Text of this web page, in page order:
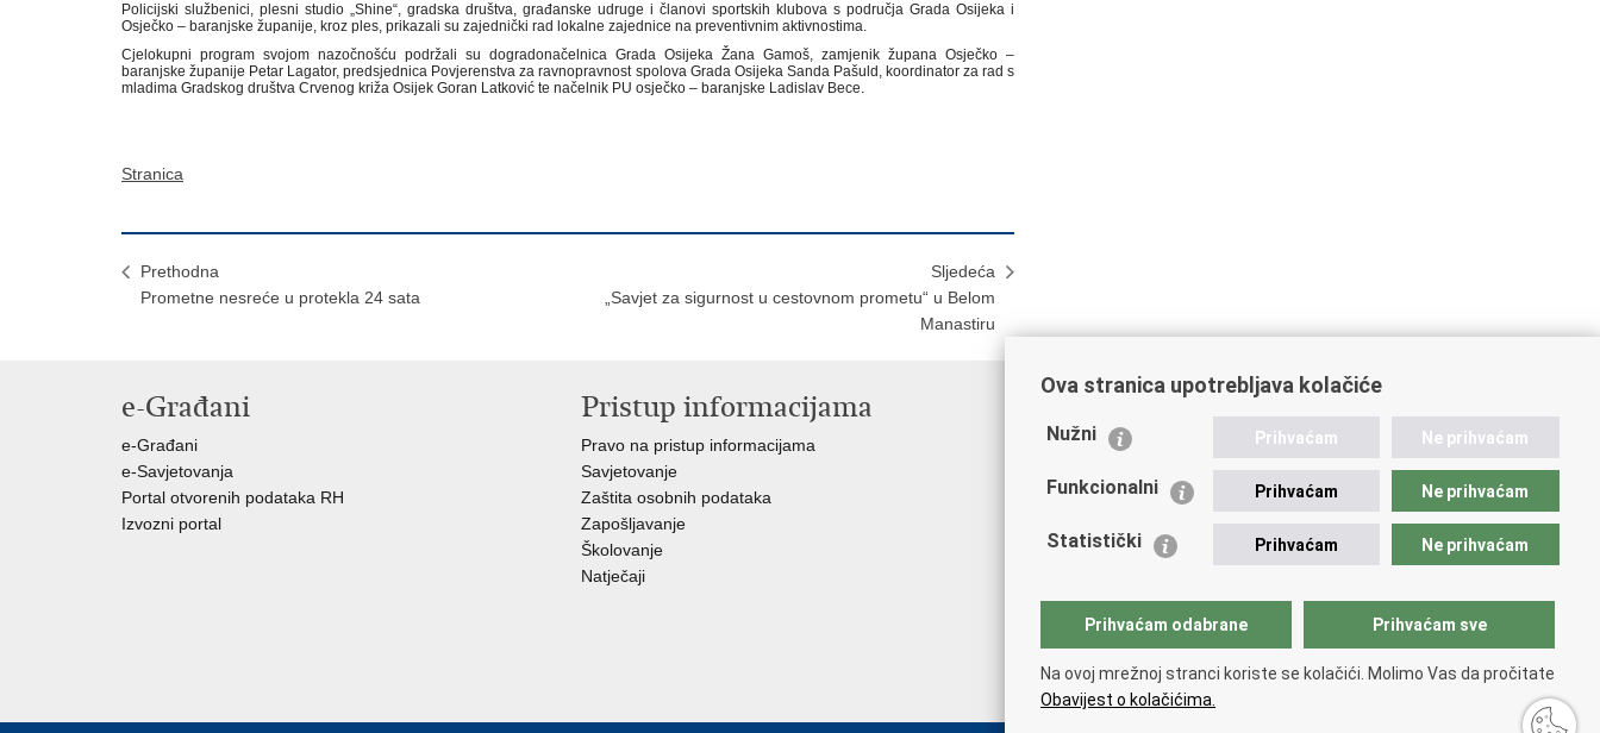
Policijski službenici, plesni studio „Shine“, gradska društva, građanske udruge i članovi sportskih klubova s područja Grada Osijeka i
Osječko – baranjske županije, kroz ples, prikazali su zajednički rad lokalne zajednice na preventivnim aktivnostima.
Cjelokupni program svojom nazočnošću podržali su dogradonačelnica Grada Osijeka Žana Gamoš, zamjenik župana Osječko –
baranjske županije Petar Lagator, predsjednica Povjerenstva za ravnopravnost spolova Grada Osijeka Sanda Pašuld, koordinator za rad s
mladima Gradskog društva Crvenog križa Osijek Goran Latković te načelnik PU osječko – baranjske Ladislav Bece.
Stranica
Prethodna
Prometne nesreće u protekla 24 sata
Sljedeća
„Savjet za sigurnost u cestovnom prometu“ u Belom
Manastiru
e-Građani
e-Građani
e-Savjetovanja
Portal otvorenih podataka RH
Izvozni portal
Pristup informacijama
Pravo na pristup informacijama
Savjetovanje
Zaštita osobnih podataka
Zapošljavanje
Školovanje
Natječaji
Važne poveznice
Ministarstvo unutarnjih poslova
Udruge
Policijska akademija
Zaklada policijske solidarnosti
Centar za forenzična ispitivanja, istraživanja i vještačenja
"Ivan Vučetić"
Policijske uprave
Ova stranica upotrebljava kolačiće
Nužni Prihvaćam Ne prihvaćam
Funkcionalni Prihvaćam Ne prihvaćam
Statistički Prihvaćam Ne prihvaćam
Prihvaćam odabrane Prihvaćam sve
Na ovoj mrežnoj stranci koriste se kolačići. Molimo Vas da pročitate
Obavijest o kolačićima.